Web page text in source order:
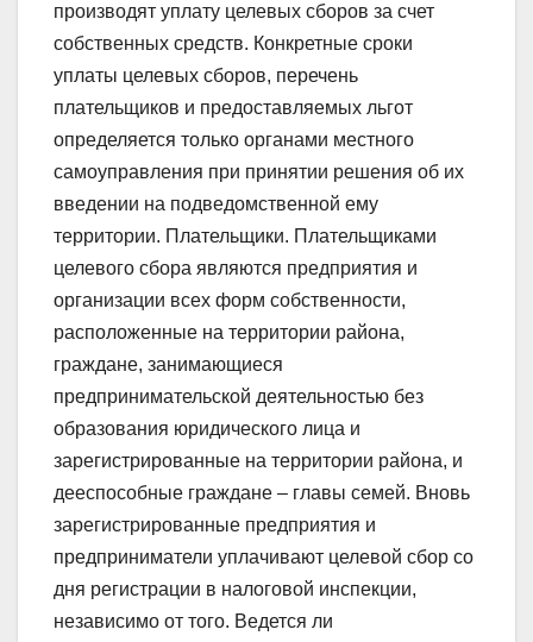
производят уплату целевых сборов за счет
собственных средств. Конкретные сроки
уплаты целевых сборов, перечень
плательщиков и предоставляемых льгот
определяется только органами местного
самоуправления при принятии решения об их
введении на подведомственной ему
территории. Плательщики. Плательщиками
целевого сбора являются предприятия и
организации всех форм собственности,
расположенные на территории района,
граждане, занимающиеся
предпринимательской деятельностью без
образования юридического лица и
зарегистрированные на территории района, и
дееспособные граждане – главы семей. Вновь
зарегистрированные предприятия и
предприниматели уплачивают целевой сбор со
дня регистрации в налоговой инспекции,
независимо от того. Ведется ли